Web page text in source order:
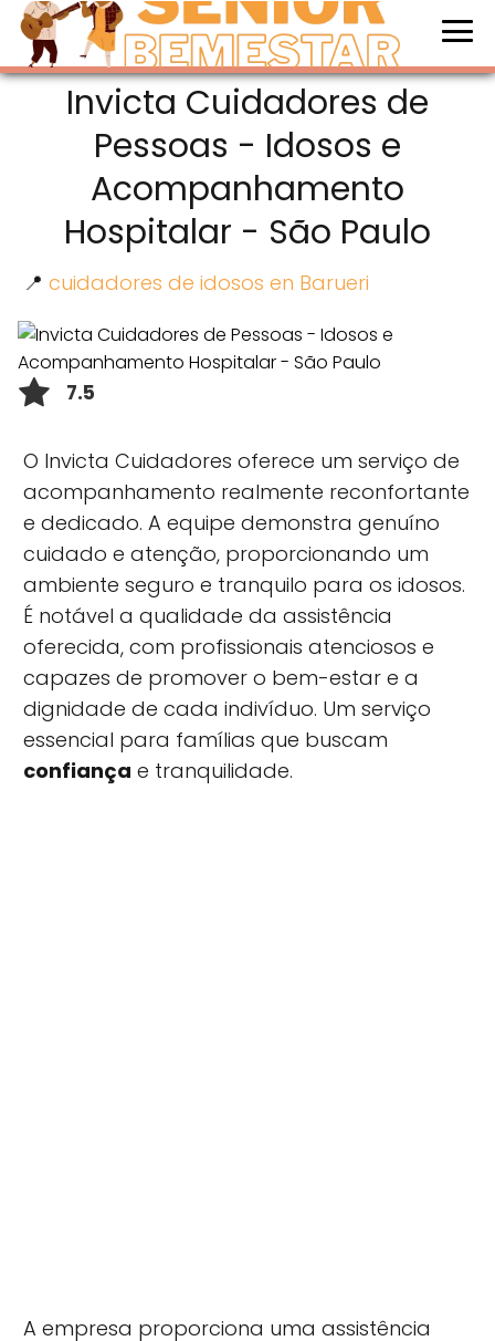
Invicta Cuidadores de
Pessoas - Idosos e
Acompanhamento
Hospitalar - São Paulo
📍 cuidadores de idosos en Barueri
7.5
O Invicta Cuidadores oferece um serviço de
acompanhamento realmente reconfortante
e dedicado. A equipe demonstra genuíno
cuidado e atenção, proporcionando um
ambiente seguro e tranquilo para os idosos.
É notável a qualidade da assistência
oferecida, com profissionais atenciosos e
capazes de promover o bem-estar e a
dignidade de cada indivíduo. Um serviço
essencial para famílias que buscam
confiança e tranquilidade.
A empresa proporciona uma assistência